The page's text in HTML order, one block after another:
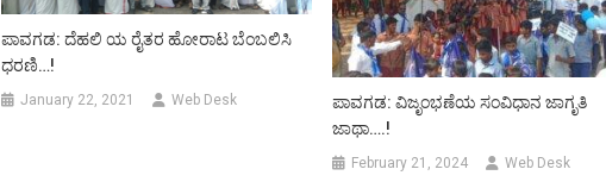
ಪಾವಗಡ: ದೆಹಲಿ ಯ ರೈತರ ಹೋರಾಟ ಬೆಂಬಲಿಸಿ
ಧರಣಿ…!
January 22, 2021 Web Desk
ಪಾವಗಡ: ವಿಜೃಂಭಣೆಯ ಸಂವಿಧಾನ ಜಾಗೃತಿ
ಜಾಥಾ….!
February 21, 2024 Web Desk